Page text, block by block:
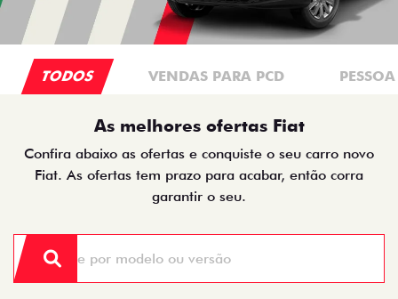
TODOS VENDAS PARA PCD
As melhores ofertas Fiat
Confira abaixo as ofertas e conquiste o seu carro novo
Fiat. As ofertas tem prazo para acabar, então corra
garantir o seu.